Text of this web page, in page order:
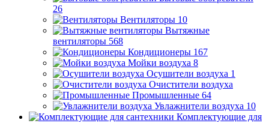
26
Вентиляторы 10
Вытяжные
вентиляторы 568
Кондиционеры 167
Мойки воздуха 8
Осушители воздуха 1
Очистители воздуха
Промышленные 64
Увлажнители воздуха 10
Комплектующие для